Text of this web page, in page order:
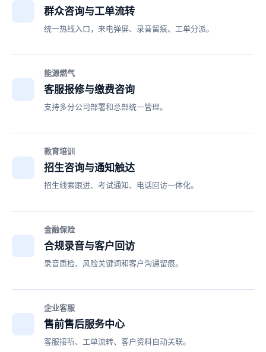
群众咨询与工单流转
统一热线入口，来电弹屏、录音留痕、工单分派。
能源燃气
客服报修与缴费咨询
支持多分公司部署和总部统一管理。
教育培训
招生咨询与通知触达
招生线索跟进、考试通知、电话回访一体化。
金融保险
合规录音与客户回访
录音质检、风险关键词和客户沟通留痕。
企业客服
售前售后服务中心
客服接听、工单流转、客户资料自动关联。